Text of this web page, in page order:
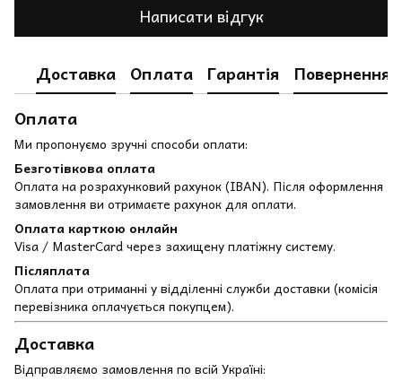
Написати відгук
Доставка Оплата Гарантія
Повернення
Оплата
Ми пропонуємо зручні способи оплати:
Безготівкова оплата
Оплата на розрахунковий рахунок (IBAN). Після оформлення
замовлення ви отримаєте рахунок для оплати.
Оплата карткою онлайн
Visa / MasterCard через захищену платіжну систему.
Післяплата
Оплата при отриманні у відділенні служби доставки (комісія
перевізника оплачується покупцем).
Доставка
Відправляємо замовлення по всій Україні: